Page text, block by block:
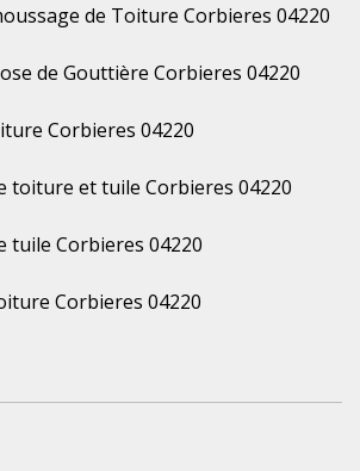
de Toiture Corbieres 04220
de Gouttière Corbieres 04220
Corbieres 04220
toiture et tuile Corbieres 04220
tuile Corbieres 04220
Corbieres 04220